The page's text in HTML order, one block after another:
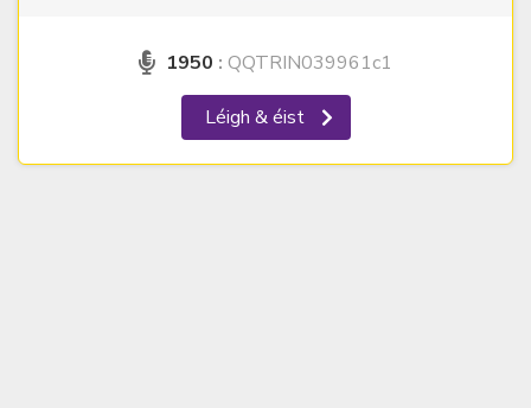
1950 : QQTRIN039961c1
Léigh & éist